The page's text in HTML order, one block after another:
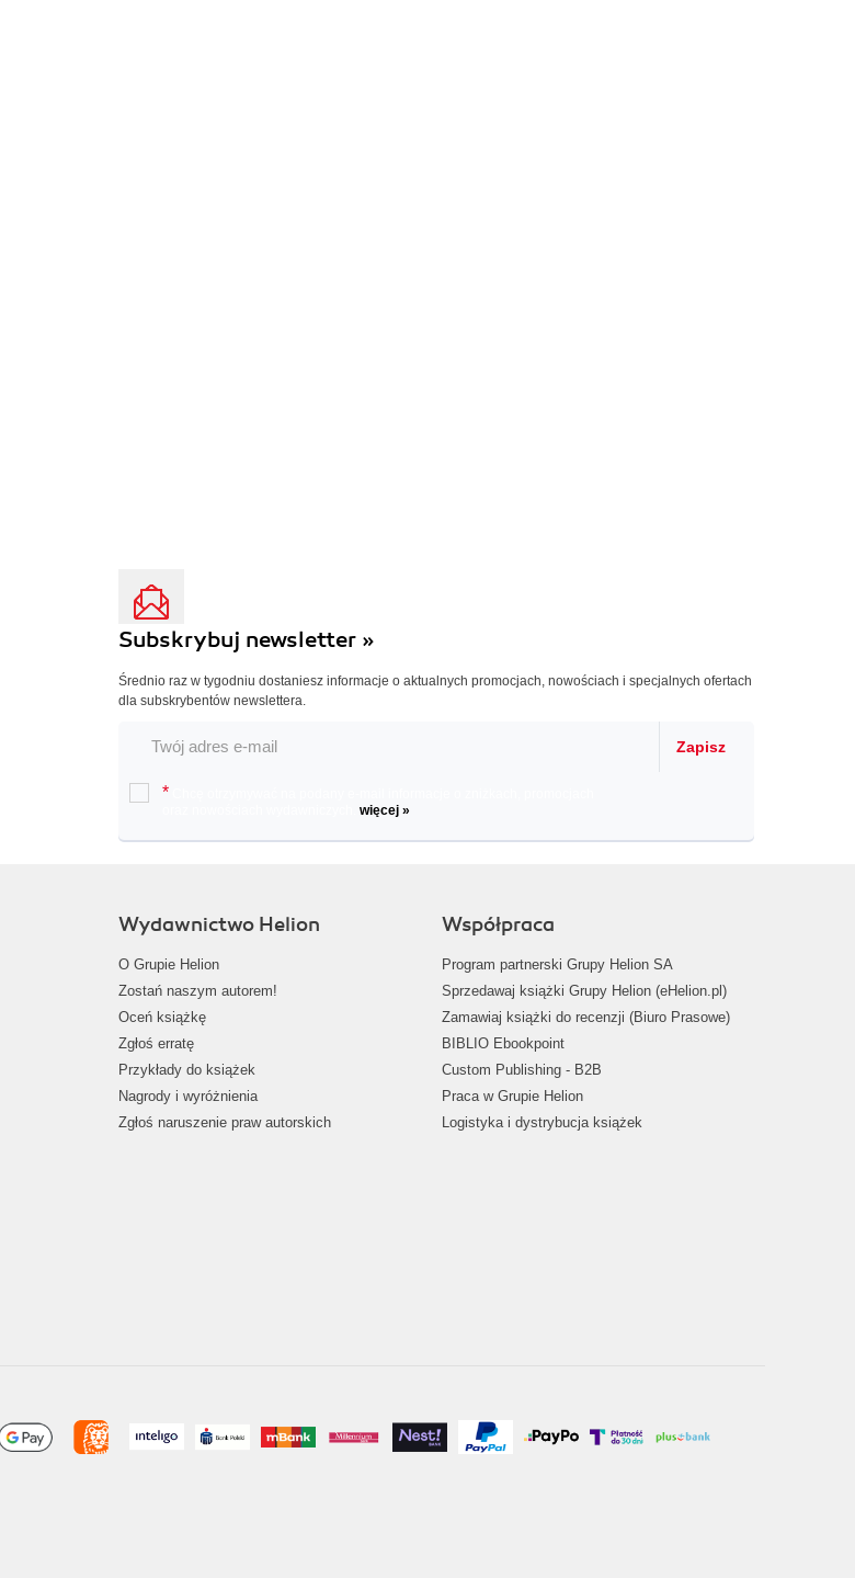
Subskrybuj newsletter »
Średnio raz w tygodniu dostaniesz informacje o aktualnych promocjach, nowościach i specjalnych ofertach
dla subskrybentów newslettera.
Zapisz
*
więcej »
Wydawnictwo Helion
O Grupie Helion
Zostań naszym autorem!
Oceń książkę
Zgłoś erratę
Przykłady do książek
Nagrody i wyróżnienia
Zgłoś naruszenie praw autorskich
Współpraca
Program partnerski Grupy Helion SA
Sprzedawaj książki Grupy Helion (eHelion.pl)
Zamawiaj książki do recenzji (Biuro Prasowe)
BIBLIO Ebookpoint
Custom Publishing - B2B
Praca w Grupie Helion
Logistyka i dystrybucja książek